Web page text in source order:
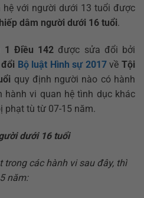
hệ với người dưới 13 tuổi được
dâm người dưới 16 tuổi.
1 Điều 142 được sửa đổi bởi
Bộ luật Hình sự 2017vềTội
quy định người nào có hành
hành vi quan hệ tình dục khác
phạt tù từ 07-15 năm.
dưới 16 tuổi
trong các hành vi sau đây, thì
năm: